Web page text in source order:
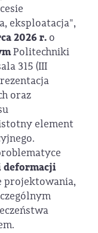
eksploatacja",
2026 r. o
Politechniki
315 (III
oraz
element
deformacji
projektowania,